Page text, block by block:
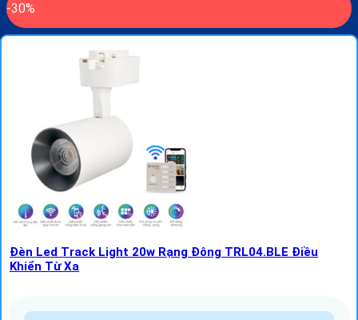
-30%
Đèn Led Track Light 20w Rạng Đông TRL04.BLE Điều
Khiển Từ Xa